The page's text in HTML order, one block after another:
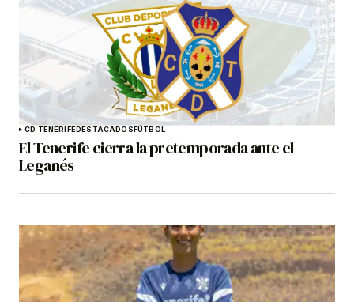
CD TENERIFEDESTACADOSFÚTBOL
El Tenerife cierra la pretemporada ante el
Leganés